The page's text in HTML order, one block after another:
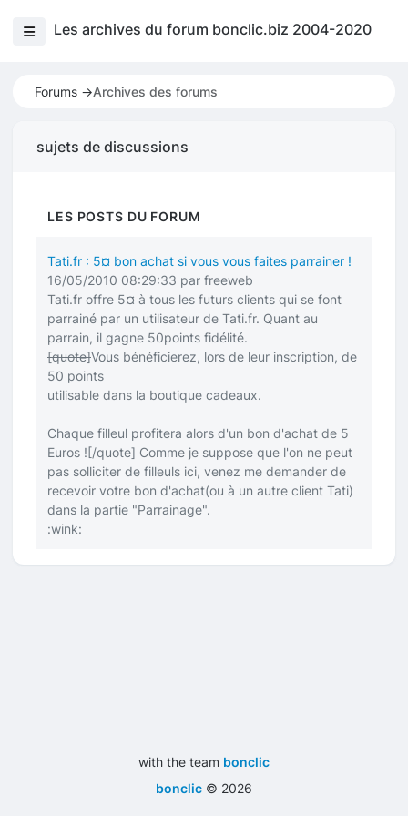
Les archives du forum bonclic.biz 2004-2020
Forums ->Archives des forums
sujets de discussions
LES POSTS DU FORUM
Tati.fr : 5¤ bon achat si vous vous faites parrainer !
16/05/2010 08:29:33 par freeweb
Tati.fr offre 5¤ à tous les futurs clients qui se font
parrainé par un utilisateur de Tati.fr. Quant au
parrain, il gagne 50points fidélité.
[quote]Vous bénéficierez, lors de leur inscription, de
50 points
utilisable dans la boutique cadeaux.
Chaque filleul profitera alors d'un bon d'achat de 5
Euros ![/quote] Comme je suppose que l'on ne peut
pas solliciter de filleuls ici, venez me demander de
recevoir votre bon d'achat(ou à un autre client Tati)
dans la partie "Parrainage".
:wink:
with the team bonclic
bonclic © 2026